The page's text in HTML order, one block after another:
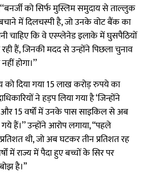
को सिर्फ मुस्लिम समुदाय से ताल्लुक
में दिलचस्पी है, जो उनके वोट बैंक का
चाहिए कि वे एस्प्लेनेड इलाके में घुसपैठियों
हैं, जिनकी मदद से उन्होंने पिछला चुनाव
होगा।’’
को दिया गया 15 लाख करोड़ रुपये का
ने हड़प लिया गया है ‘जिन्होंने
15 वर्षों में उनके पास साइकिल से अब
हैं।’’ उन्होंने आरोप लगाया, “पहले
थी, जो अब घटकर तीन प्रतिशत रह
में राज्य में पैदा हुए बच्चों के सिर पर
है।”